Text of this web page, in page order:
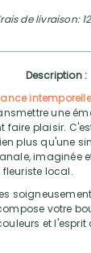
de livraison:
Description :
une
faire plaisir.
plus qu'une
imaginée
local.
votre
et